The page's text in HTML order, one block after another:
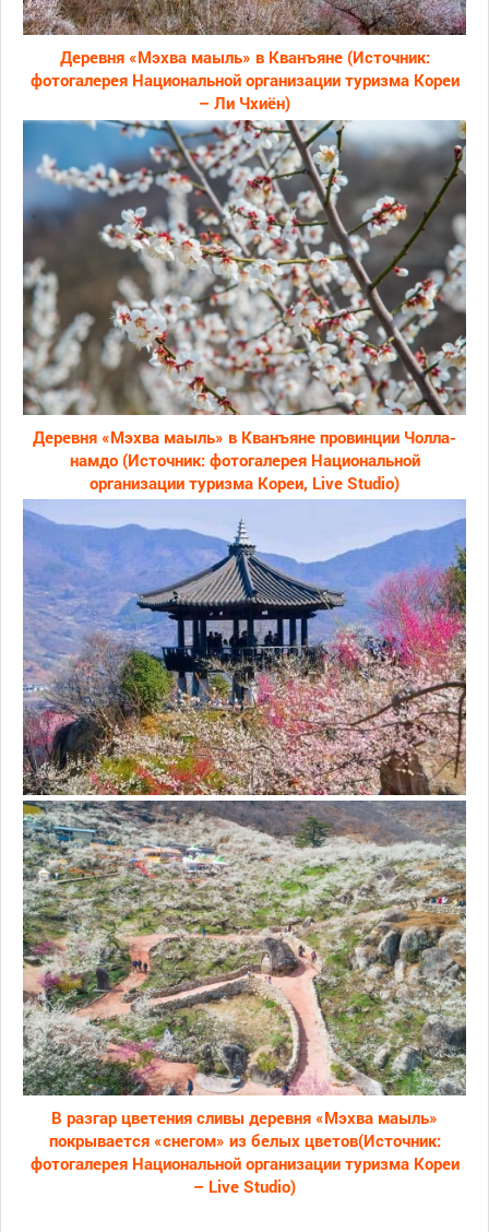
Деревня «Мэхва маыль» в Кванъяне (Источник:
фотогалерея Национальной организации туризма Кореи
– Ли Чхиён)
Деревня «Мэхва маыль» в Кванъяне провинции Чолла-
намдо (Источник: фотогалерея Национальной
организации туризма Кореи, Live Studio)
В разгар цветения сливы деревня «Мэхва маыль»
покрывается «снегом» из белых цветов(Источник:
фотогалерея Национальной организации туризма Кореи
– Live Studio)